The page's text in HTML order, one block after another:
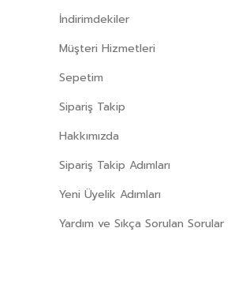
İndirimdekiler
Müşteri Hizmetleri
Sepetim
Sipariş Takip
Hakkımızda
Sipariş Takip Adımları
Yeni Üyelik Adımları
Yardım ve Sıkça Sorulan Sorular